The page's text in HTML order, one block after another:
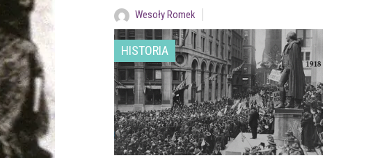
Wesoły Romek
HISTORIA